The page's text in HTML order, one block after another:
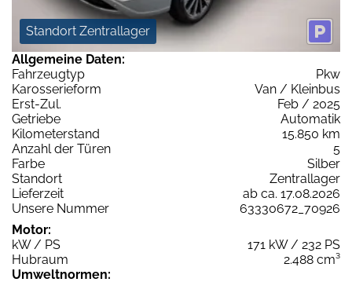
Standort Zentrallager
Allgemeine Daten:
Fahrzeugtyp
Pkw
Karosserieform
Van / Kleinbus
Erst-Zul.
Feb / 2025
Getriebe
Automatik
Kilometerstand
15.850 km
Anzahl der Türen
5
Farbe
Silber
Standort
Zentrallager
Lieferzeit
ab ca. 17.08.2026
Unsere Nummer
63330672_70926
Motor:
kW / PS
171 kW / 232 PS
Hubraum
2.488 cm³
Umweltnormen: